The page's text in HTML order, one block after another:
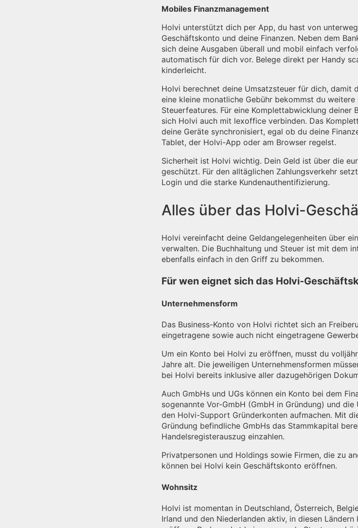
Mobiles Finanzmanagement
Holvi unterstützt dich per App, du hast von
Geschäftskonto und deine Finanzen. Neben dem
sich deine Ausgaben überall und mobil einfach
automatisch für dich vor. Belege direkt per Handy
kinderleicht.
Holvi berechnet deine Umsatzsteuer für dich, damit
eine kleine monatliche Gebühr bekommst du weitere
Steuerfeatures. Für eine Komplettabwicklung deiner
sich Holvi auch mit lexoffice verbinden. Das
deine Geräte synchronisiert, egal ob du deine
Tablet, der Holvi-App oder am Browser regelst.
Sicherheit ist Holvi wichtig. Dein Geld ist über die
geschützt. Für den alltäglichen Zahlungsverkehr
Login und die starke Kundenauthentifizierung.
Alles über das Holvi-
Holvi vereinfacht deine Geldangelegenheiten über
verwalten. Die Buchhaltung und Steuer ist mit dem
ebenfalls einfach in den Griff zu bekommen.
Für wen eignet sich das Holvi-
Unternehmensform
Das Business-Konto von Holvi richtet sich an
eingetragene sowie auch nicht eingetragene
Um ein Konto bei Holvi zu eröffnen, musst du
Jahre alt. Die jeweiligen Unternehmensformen
bei Holvi bereits inklusive aller dazugehörigen
Auch GmbHs und UGs können ein Konto bei dem
sogenannte Vor-GmbH (GmbH in Gründung) und
den Holvi-Support Gründerkonten aufmachen. Mit
Gründung befindliche GmbHs das Stammkapital
Handelsregisterauszug einzahlen.
Privatpersonen und Holdings sowie Firmen, die zu
können bei Holvi kein Geschäftskonto eröffnen.
Wohnsitz
Holvi ist momentan in Deutschland, Österreich,
Irland und den Niederlanden aktiv, in diesen